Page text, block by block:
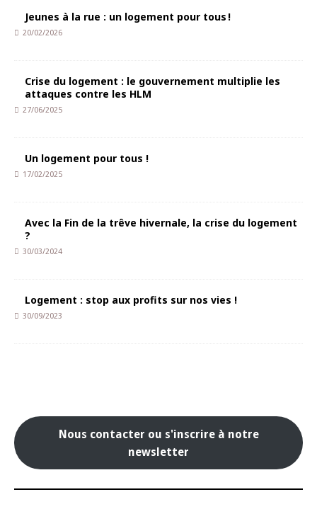
Jeunes à la rue : un logement pour tous !
20/02/2026
Crise du logement : le gouvernement multiplie les
attaques contre les HLM
27/06/2025
Un logement pour tous !
17/02/2025
Avec la Fin de la trêve hivernale, la crise du logement
?
30/03/2024
Logement : stop aux profits sur nos vies !
30/09/2023
Nous contacter ou s'inscrire à notre
newsletter